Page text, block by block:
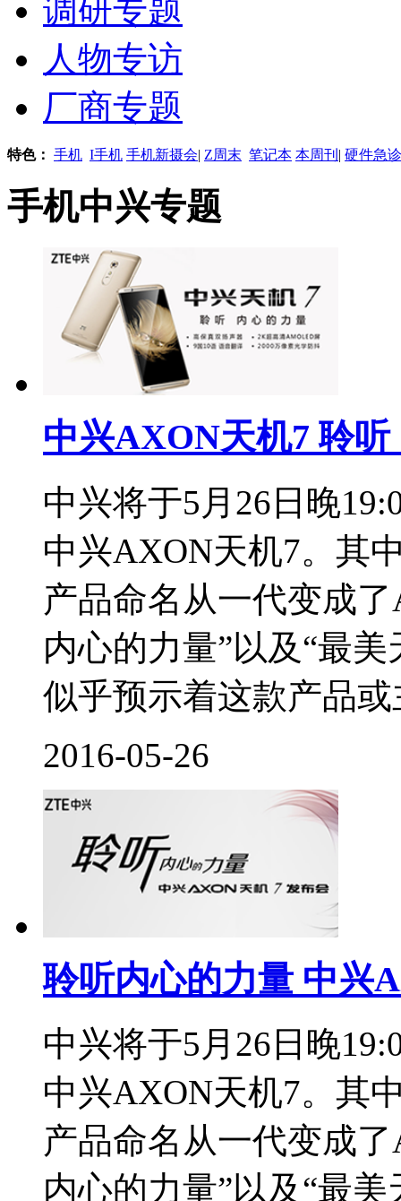
调研专题
人物专访
厂商专题
特色： 手机 I手机 手机新摄会| Z周末 笔记本 本周刊 | 硬件急
手机中兴专题
中兴AXON天机7 聆
中兴将于5月26日晚
中兴AXON天机7。其
产品命名从一代变成
内心的力量”以及“最
似乎预示着这款产品
2016-05-26
聆听内心的力量 中兴
中兴将于5月26日晚
中兴AXON天机7。其
产品命名从一代变成
内心的力量”以及“最